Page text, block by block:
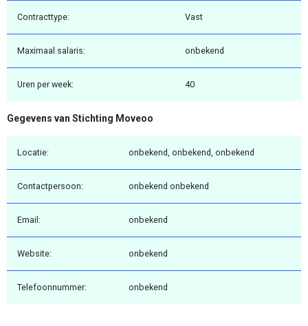
Contracttype: Vast
Maximaal salaris: onbekend
Uren per week: 40
Gegevens van Stichting Moveoo
Locatie: onbekend, onbekend, onbekend
Contactpersoon: onbekend onbekend
Email: onbekend
Website: onbekend
Telefoonnummer: onbekend